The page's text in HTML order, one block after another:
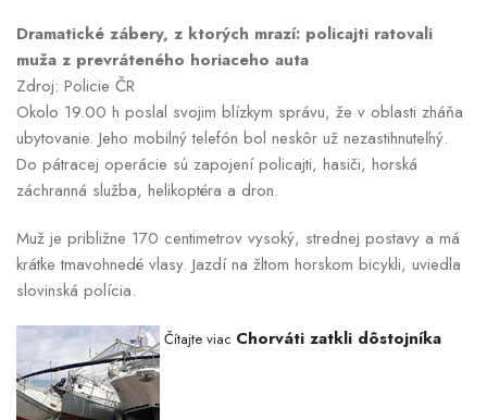
Dramatické zábery, z ktorých mrazí: policajti ratovali
muža z prevráteného horiaceho auta
Zdroj: Policie ČR
Okolo 19.00 h poslal svojim blízkym správu, že v oblasti zháňa
ubytovanie. Jeho mobilný telefón bol neskôr už nezastihnuteľný.
Do pátracej operácie sú zapojení policajti, hasiči, horská
záchranná služba, helikoptéra a dron.
Muž je približne 170 centimetrov vysoký, strednej postavy a má
krátke tmavohnedé vlasy. Jazdí na žltom horskom bicykli, uviedla
slovinská polícia.
Čítajte viac Chorváti zatkli dôstojníka